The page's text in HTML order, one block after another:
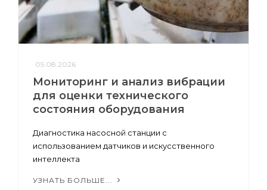
05.08.2026
Мониторинг и анализ вибрации
для оценки технического
состояния оборудования
Диагностика насосной станции с
использованием датчиков и искусственного
интеллекта
УЗНАТЬ БОЛЬШЕ...